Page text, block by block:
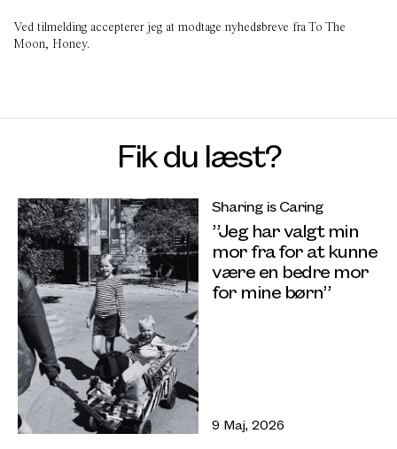
Ved tilmelding accepterer jeg at modtage nyhedsbreve fra To The
Moon, Honey.
Fik du læst?
Sharing is Caring
”Jeg har valgt min
mor fra for at kunne
være en bedre mor
for mine børn”
9 Maj, 2026